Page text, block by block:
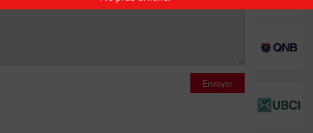
Envoyer